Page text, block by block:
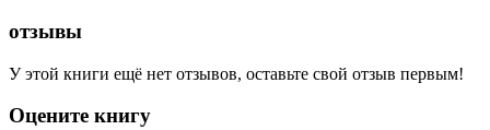
отзывы
У этой книги ещё нет отзывов, оставьте свой отзыв первым!
Оцените книгу